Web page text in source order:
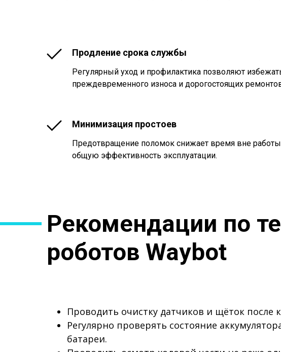
Продление срока службы
Регулярный уход и профилактика позволяют
преждевременного износа и дорогостоящих
Минимизация простоев
Предотвращение поломок снижает время вне
общую эффективность эксплуатации.
Рекомендации по
роботов Waybot
Проводить очистку датчиков и щёток после
Регулярно проверять состояние
батареи.